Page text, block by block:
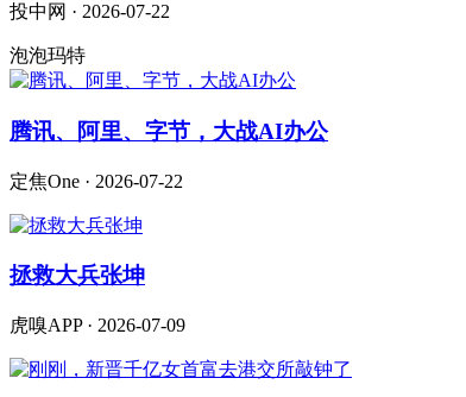
投中网 · 2026-07-22
泡泡玛特
腾讯、阿里、字节，大战AI办公
定焦One · 2026-07-22
拯救大兵张坤
虎嗅APP · 2026-07-09